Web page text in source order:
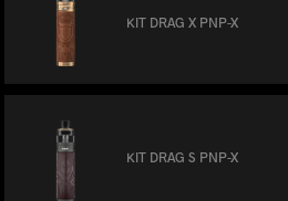
KIT DRAG X PNP-X
KIT DRAG S PNP-X